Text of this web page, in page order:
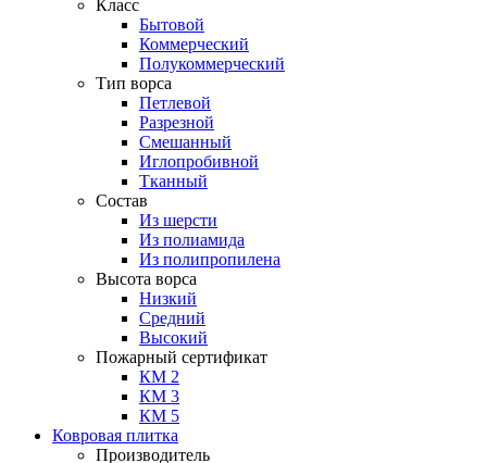
Класс
Бытовой
Коммерческий
Полукоммерческий
Тип ворса
Петлевой
Разрезной
Смешанный
Иглопробивной
Тканный
Состав
Из шерсти
Из полиамида
Из полипропилена
Высота ворса
Низкий
Средний
Высокий
Пожарный сертификат
КМ 2
КМ 3
КМ 5
Ковровая плитка
Производитель